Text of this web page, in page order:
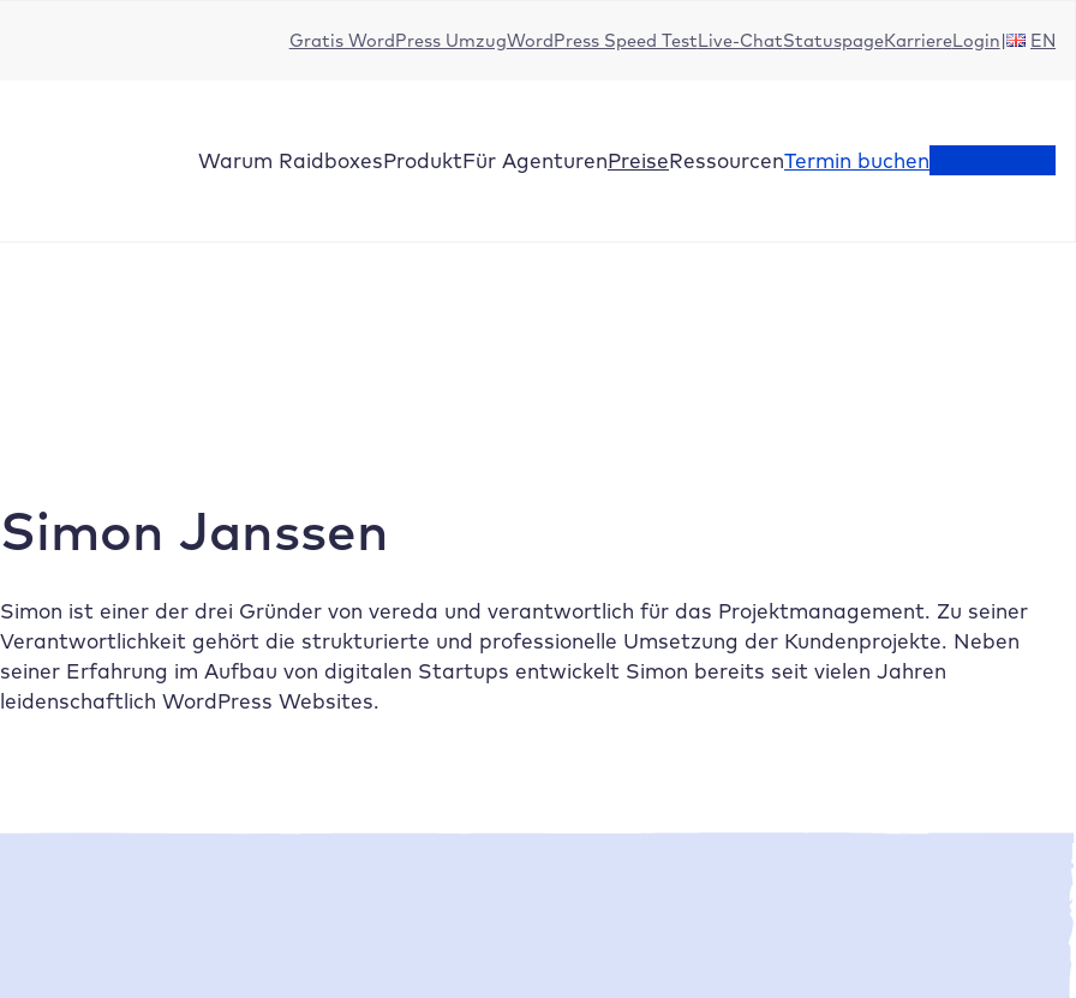
Gratis WordPress UmzugWordPress Speed TestLive-ChatStatuspageKarriereLogin EN
Warum RaidboxesProduktFür AgenturenPreiseRessourcenTermin buchen
Simon Janssen
Simon ist einer der drei Gründer von vereda und verantwortlich für das Projektmanagement. Zu seiner
Verantwortlichkeit gehört die strukturierte und professionelle Umsetzung der Kundenprojekte. Neben
seiner Erfahrung im Aufbau von digitalen Startups entwickelt Simon bereits seit vielen Jahren
leidenschaftlich WordPress Websites.